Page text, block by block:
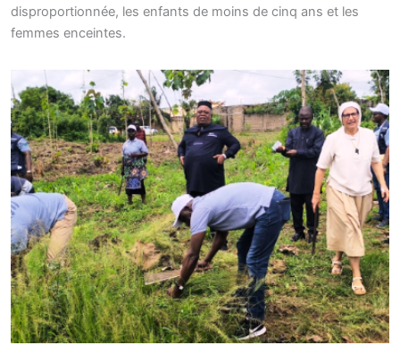
disproportionnée, les enfants de moins de cinq ans et les
femmes enceintes.